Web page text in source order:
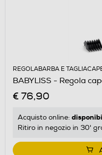
REGOLABARBA E
BABYLISS - Regola
€ 76,90
Acquisto online:
Ritiro in negozio in 30'